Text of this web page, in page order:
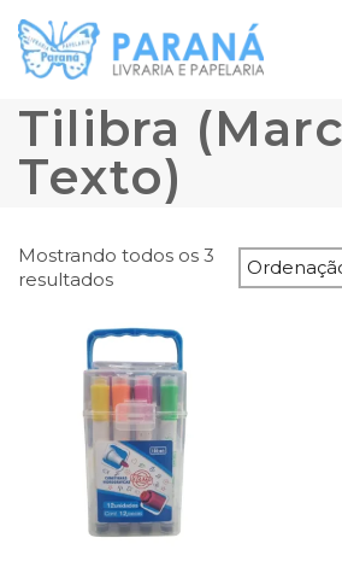
Tilibra
Texto)
Mostrando todos os 3
resultados